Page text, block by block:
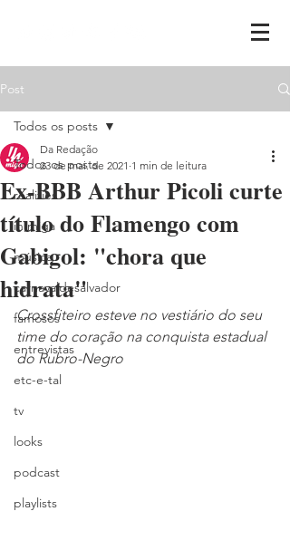
Post
Todos os posts
realities
ih,miga
música
carnavaldesalvador
famosos
entrevistas
etc-e-tal
tv
looks
podcast
playlists
Todos os posts
Ex-BBB Arthur Picoli curte
título do Flamengo com
Gabigol: "chora que
hidrata"
Da Redação
23 de mai. de 2021 1 min de leitura
Crossfiteiro esteve no vestiário do seu
time do coração na conquista estadual
do Rubro-Negro